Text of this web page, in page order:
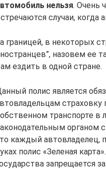
нельзя. Очень
случаи, когда
границей, в некоторых
назовем ее
ездить в одной стране.
полис является
транспорте в
органом
каждый автовладелец,
полис «Зеленая
запрещается